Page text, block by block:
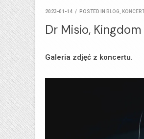
2023-01-14 / POSTED IN BLOG
Dr Misio,
Galeria zdjęć z koncertu.